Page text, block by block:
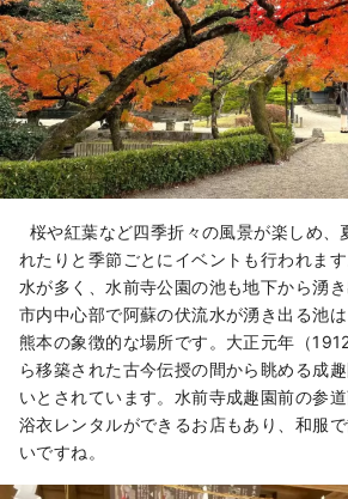
桜や紅葉など四季折々の風景が楽しめ、
れたりと季節ごとにイベントも行われま
水が多く、水前寺公園の池も地下から湧
市内中心部で阿蘇の伏流水が湧き出る池
熊本の象徴的な場所です。大正元年（
ら移築された古今伝授の間から眺める成
いとされています。水前寺成趣園前の参
浴衣レンタルができるお店もあり、和服
いですね。